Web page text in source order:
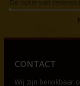
De optie van reviews
CONTACT
Wij zijn bereikbaar